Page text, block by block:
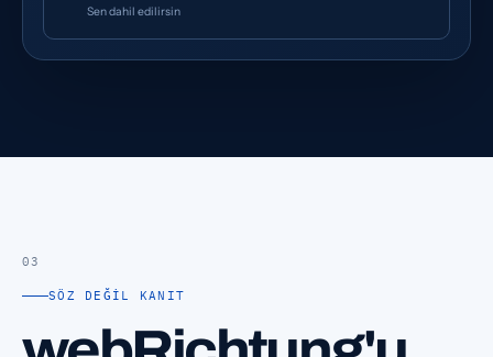
Sen dahil edilirsin
03
SÖZ DEĞIL KANIT